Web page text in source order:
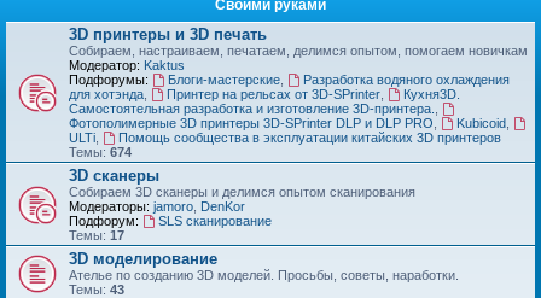
Своими руками
3D принтеры и 3D печать
Собираем, настраиваем, печатаем, делимся опытом, помогаем новичкам
Модератор: Kaktus
Подфорумы:
Блоги-мастерские,
Разработка водяного охлаждения
для хотэнда
Принтер на рельсах от 3D-SPrinter,
Кухня3D.
Самостоятельная разработка и изготовление 3D-принтера.
Фотополимерные 3D принтеры 3D-SPrinter DLP и DLP PRO
Kubicoid,
ULTi
Помощь сообщества в эксплуатации китайских 3D принтеров
Темы: 674
3D сканеры
Собираем 3D сканеры и делимся опытом сканирования
Модераторы: jamoro DenKor
Подфорум:
SLS сканирование
Темы: 17
3D моделирование
Ателье по созданию 3D моделей. Просьбы, советы, наработки.
Темы: 43